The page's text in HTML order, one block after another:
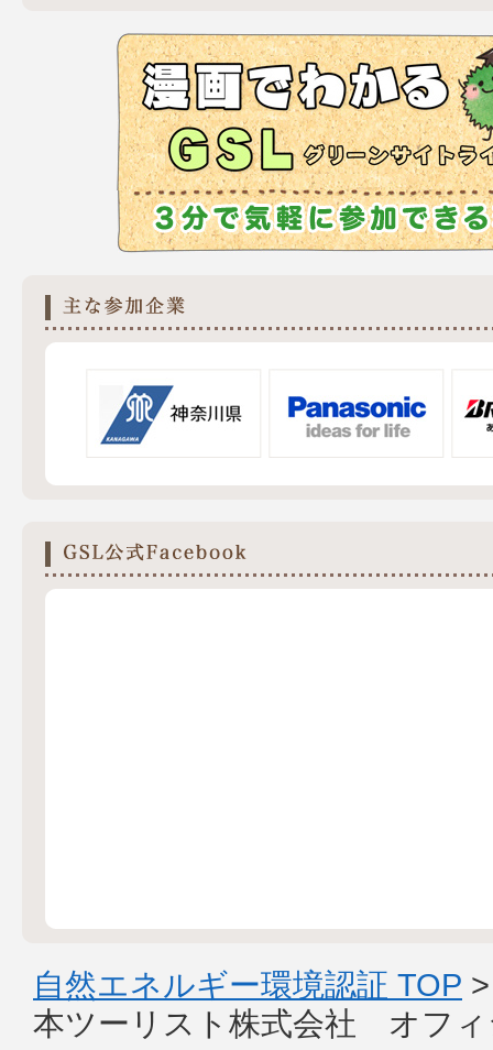
自然エネルギー環境認証 TOP
本ツーリスト株式会社 オフ